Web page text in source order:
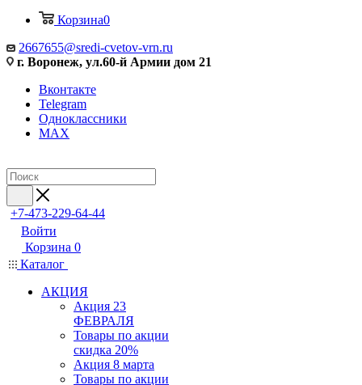
Корзина0
2667655@sredi-cvetov-vrn.ru
г. Воронеж, ул.60-й Армии дом 21
Вконтакте
Telegram
Одноклассники
MAX
+7-473-229-64-44
Войти
Корзина 0
Каталог
АКЦИЯ
Акция 23
ФЕВРАЛЯ
Товары по акции
скидка 20%
Акция 8 марта
Товары по акции